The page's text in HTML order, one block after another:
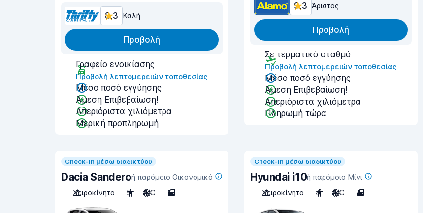
8,3 Καλή
Προβολή
Γραφείο ενοικίασης
Προβολή λεπτομερειών τοποθεσίας
Μέσο ποσό εγγύησης
Άμεση Επιβεβαίωση!
Απεριόριστα χιλιόμετρα
Μερική προπληρωμή
9,3 Άριστος
Προβολή
Σε τερματικό σταθμό
Προβολή λεπτομερειών τοποθεσίας
Μέσο ποσό εγγύησης
Άμεση Επιβεβαίωση!
Απεριόριστα χιλιόμετρα
Πληρωμή τώρα
Check-in μέσω διαδικτύου
Dacia Sanderoή παρόμοιο Οικονομικό
Χειροκίνητο
5 A/C 5
Check-in μέσω διαδικτύου
Hyundai i10ή παρόμοιο Μίνι
Χειροκίνητο
4 A/C 4